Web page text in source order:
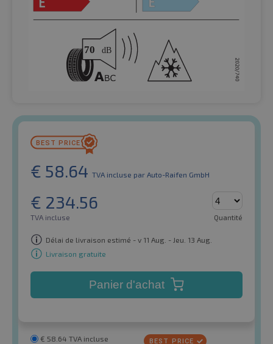
€ 58.64 TVA incluse par Auto-Raifen GmbH
€ 234.56
TVA incluse Quantité
Délai de livraison estimé - v 11 Aug. - Jeu. 13 Aug.
Livraison gratuite
Panier d'achat
€ 58.64 TVA incluse